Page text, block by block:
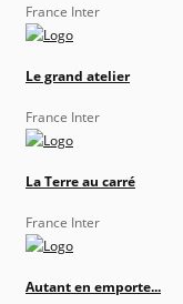
France Inter
Le grand atelier
France Inter
La Terre au carré
France Inter
Autant en emporte...